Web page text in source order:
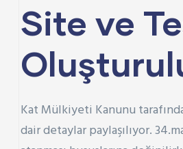
Site ve
Kat Mülkiyeti Kanunu
dair detaylar paylaşılıyor.